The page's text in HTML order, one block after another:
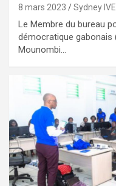
8 mars 2023 Sydney
Le Membre du bureau
démocratique gabonais
Mounombi…